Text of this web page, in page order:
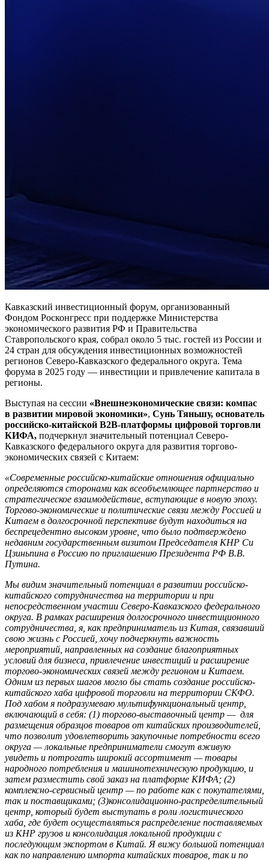
Кавказский инвестиционный форум, организованный
Фондом Росконгресс при поддержке Министерства
экономического развития РФ и Правительства
Ставропольского края, собрал около 5 тыс. гостей из России и
24 стран для обсуждения инвестиционных возможностей
регионов Северо-Кавказского федерального округа. Тема
форума в 2025 году — инвестиции и привлечение капитала в
регионы.
Выступая на сессии «Внешнеэкономические связи: компас
в развитии мировой экономики», Сунь Тяньшу, основатель
российско-китайской B2B-платформы цифровой торговли
КИФА, подчеркнул значительный потенциал Северо-
Кавказского федерального округа для развития торгово-
экономических связей с Китаем:
«Современные российско-китайские отношения официально
определяются сторонами как всеобъемлющее партнерство и
стратегическое взаимодействие, вступающие в новую эпоху.
Торгово-экономические и политические связи между Россией и
Китаем в долгосрочной перспективе будут находиться на
беспрецедентно высоком уровне, что было подтверждено
недавним государственным визитом Председателя КНР Си
Цзиньпина в Россию по приглашению Президента РФ В.В.
Путина.
Мы видим значительный потенциал в развитии российско-
китайского сотрудничества на территории и при
непосредственном участии Северо-Кавказского федерального
округа. В рамках расширения долгосрочного инвестиционного
сотрудничества, я, как предприниматель из Китая, связавший
свою жизнь с Россией, хочу подчеркнуть важность
мероприятий, направленных на создание благоприятных
условий для бизнеса, привлечение инвестиций и расширение
торгово-экономических связей между регионом и Китаем.
Одним из первых шагов могло бы стать создание российско-
китайского хаба цифровой торговли на территории СКФО.
Под хабом я подразумеваю мультифункциональный центр,
включающий в себя: (1) торгово-выставочный центр — для
размещения образцов товаров от китайских производителей,
что позволит удовлетворить закупочные потребности всего
округа — локальные предприниматели смогут вживую
увидеть и потрогать широкий ассортимент — товары
народного потребления и машинотехническую продукцию, и
затем разместить свой заказ на платформе КИФА; (2)
комплексно-сервисный центр — по работе как с покупателями,
так и поставщиками; (3)консолидационно-распределительный
центр, который будет выступать в роли логистического
хаба, где будет осуществляться распределение поставляемых
из КНР грузов и консолидация локальной продукции с
последующим экспортом в Китай. Я вижу большой потенциал
как по направлению импорта китайских товаров, так и по